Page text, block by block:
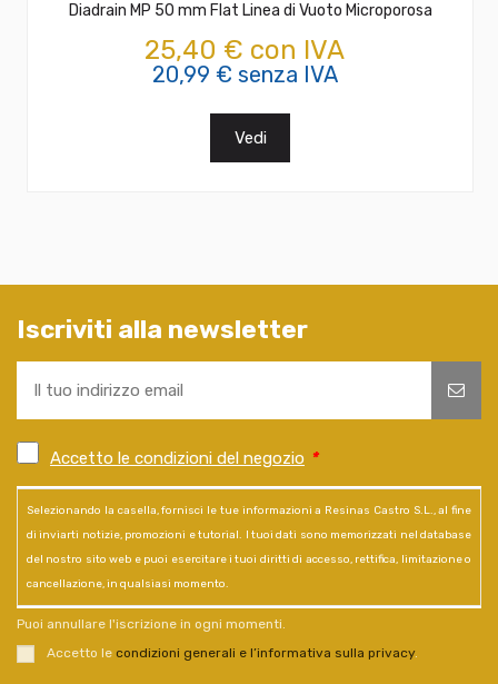
Diadrain MP 50 mm Flat Linea di Vuoto Microporosa
25,40 € con IVA
20,99 € senza IVA
Vedi
Iscriviti alla newsletter
Accetto le condizioni del negozio *
Selezionando la casella, fornisci le tue informazioni a Resinas Castro S.L., al fine
di inviarti notizie, promozioni e tutorial. I tuoi dati sono memorizzati nel database
del nostro sito web e puoi esercitare i tuoi diritti di accesso, rettifica, limitazione o
cancellazione, in qualsiasi momento.
Puoi annullare l'iscrizione in ogni momenti.
Accetto le condizioni generali e l’informativa sulla privacy.